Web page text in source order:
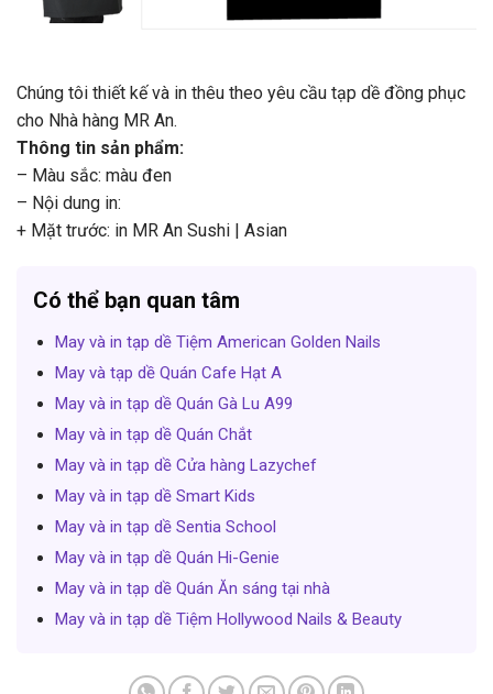
Chúng tôi thiết kế và in thêu theo yêu cầu tạp dề đồng phục
cho Nhà hàng MR An.
Thông tin sản phẩm:
– Màu sắc: màu đen
– Nội dung in:
+ Mặt trước: in MR An Sushi | Asian
Có thể bạn quan tâm
May và in tạp dề Tiệm American Golden Nails
May và tạp dề Quán Cafe Hạt A
May và in tạp dề Quán Gà Lu A99
May và in tạp dề Quán Chắt
May và in tạp dề Cửa hàng Lazychef
May và in tạp dề Smart Kids
May và in tạp dề Sentia School
May và in tạp dề Quán Hi-Genie
May và in tạp dề Quán Ăn sáng tại nhà
May và in tạp dề Tiệm Hollywood Nails & Beauty